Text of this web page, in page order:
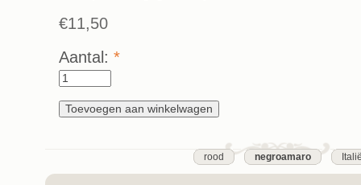
€11,50
Aantal: *
rood negroamaro